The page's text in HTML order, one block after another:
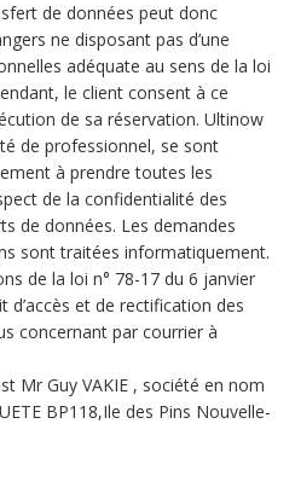
de données peut donc
ne disposant pas d’une
adéquate au sens de la loi
le client consent à ce
de sa réservation. Ultinow
de professionnel, se sont
à prendre toutes les
de la confidentialité des
de données. Les demandes
sont traitées informatiquement.
de la loi n° 78-17 du 6 janvier
d’accès et de rectification des
concernant par courrier à
Mr Guy VAKIE , société en nom
BP118,Ile des Pins Nouvelle-